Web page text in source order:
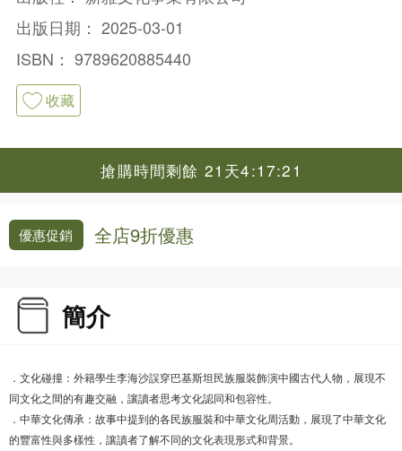
出版日期： 2025-03-01
ISBN： 9789620885440
收藏
搶購時間剩餘 21天4:17:20
優惠促銷 全店9折優惠
簡介
．文化碰撞：外籍學生李海沙誤穿巴基斯坦民族服裝飾演中國古代人物，展現不
同文化之間的有趣交融，讓讀者思考文化認同和包容性。
．中華文化傳承：故事中提到的各民族服裝和中華文化周活動，展現了中華文化
的豐富性與多樣性，讓讀者了解不同的文化表現形式和背景。